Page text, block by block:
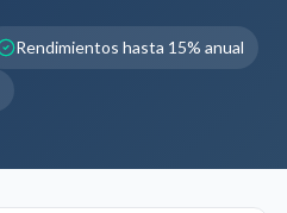
Rendimientos hasta 15% anual